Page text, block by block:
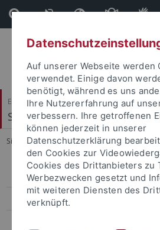
Direkt
zum
Inhalt
Direkt
zur
Fußleiste
Evangelisch-Theologische Fakultät
Systematische Theologie II
Sie sind hier: Startseite ... 2013:
Theol. Fortbildungen
2023: Vertrauen -- Modus menschlichen
Auf unserer Webseite werden
verwendet. Einige davon
benötigt, während es uns
Ihre Nutzererfahrung auf
verbessern. Ihre getroffenen
können jederzeit in unserer
Datenschutzerklärung
den Cookies zur
Cookies des Drittanbieters zu
Werbezwecken gesetzt und
mit weiteren Diensten des
verknüpft.